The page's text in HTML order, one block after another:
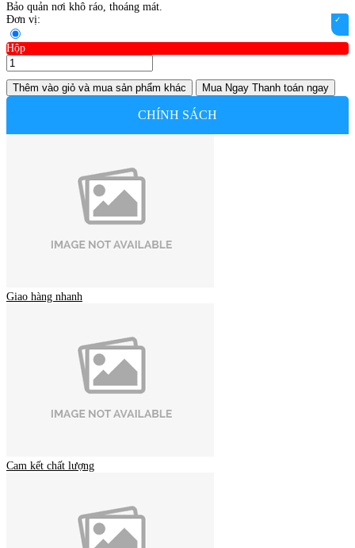
Bảo quản nơi khô ráo, thoáng mát.
Đơn vị:
Hộp
Thêm vào giỏ và mua sản phẩm khác Mua Ngay Thanh toán ngay
CHÍNH SÁCH
Giao hàng nhanh
Cam kết chất lượng